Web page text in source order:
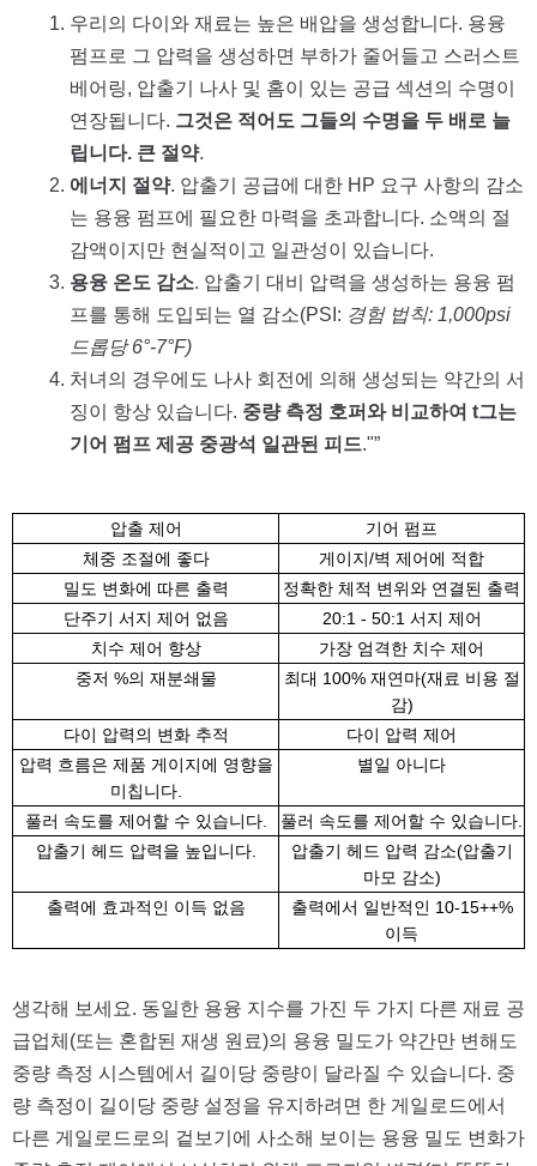
우리의 다이와 재료는 높은 배압을 생성합니다. 용융
펌프로 그 압력을 생성하면 부하가 줄어들고 스러스트
베어링, 압출기 나사 및 홈이 있는 공급 섹션의 수명이
연장됩니다. 그것은 적어도 그들의 수명을 두 배로 늘
립니다. 큰 절약.
에너지 절약. 압출기 공급에 대한 HP 요구 사항의 감소
는 용융 펌프에 필요한 마력을 초과합니다. 소액의 절
감액이지만 현실적이고 일관성이 있습니다.
용융 온도 감소. 압출기 대비 압력을 생성하는 용융 펌
프를 통해 도입되는 열 감소(PSI: 경험 법칙: 1,000psi
드롭당 6°-7°F)
처녀의 경우에도 나사 회전에 의해 생성되는 약간의 서
징이 항상 있습니다. 중량 측정 호퍼와 비교하여 t그는
기어 펌프 제공 중광석 일관된 피드."”
압출 제어
기어 펌프
체중 조절에 좋다
게이지/벽 제어에 적합
밀도 변화에 따른 출력
정확한 체적 변위와 연결된 출력
단주기 서지 제어 없음
20:1 - 50:1 서지 제어
치수 제어 향상
가장 엄격한 치수 제어
중저 %의 재분쇄물
최대 100% 재연마(재료 비용 절
감)
다이 압력의 변화 추적
다이 압력 제어
압력 흐름은 제품 게이지에 영향을
미칩니다.
별일 아니다
풀러 속도를 제어할 수 있습니다.
풀러 속도를 제어할 수 있습니다.
압출기 헤드 압력을 높입니다.
압출기 헤드 압력 감소(압출기
마모 감소)
출력에 효과적인 이득 없음
출력에서 일반적인 10-15++%
이득
생각해 보세요. 동일한 용융 지수를 가진 두 가지 다른 재료 공
급업체(또는 혼합된 재생 원료)의 용융 밀도가 약간만 변해도
중량 측정 시스템에서 길이당 중량이 달라질 수 있습니다. 중
량 측정이 길이당 중량 설정을 유지하려면 한 게일로드에서
다른 게일로드로의 겉보기에 사소해 보이는 용융 밀도 변화가